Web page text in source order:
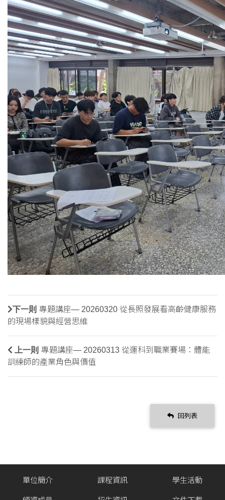
下一則 專題講座— 20260320 從長照發展看高齡健康服務
的現場樣貌與經營思維
上一則 專題講座— 20260313 從運科到職業賽場：體能
訓練師的產業角色與價值
回列表
單位簡介 課程資訊 學生活動